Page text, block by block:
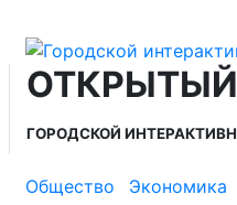
ГОРОДСКОЙ
Общество Экономика